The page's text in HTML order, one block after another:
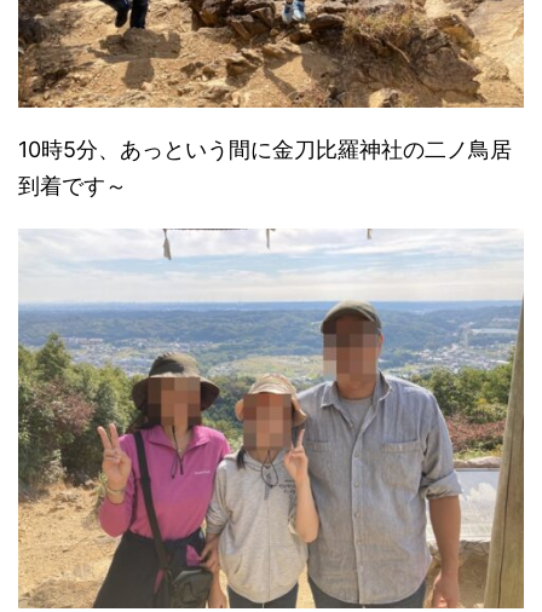
10時5分、あっという間に金刀比羅神社の二ノ鳥居
到着です～